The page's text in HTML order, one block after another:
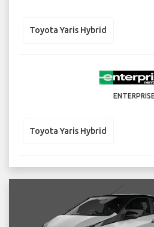
Toyota Yaris Hybrid
ENTERPRISE
Toyota Yaris Hybrid